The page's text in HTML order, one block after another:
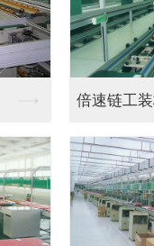
工位流水线